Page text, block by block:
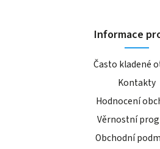
Informace
Často kladené
Kontakty
Hodnocení
Věrnostní
Obchodní